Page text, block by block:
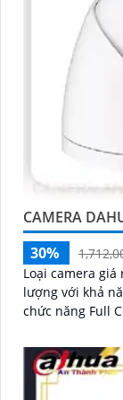
CAMERA
30%
Loại camera giá
lượng với khả